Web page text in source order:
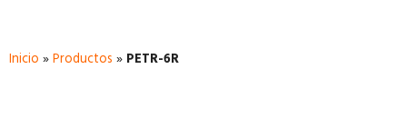
Inicio »Productos » PETR-6R